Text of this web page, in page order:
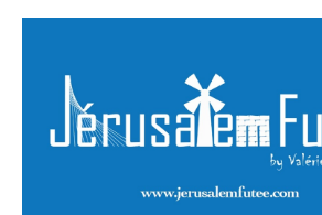
Aller
contenu